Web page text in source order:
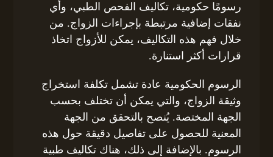
رسومًا حكومية، تكاليف الفحص الطبي، وأي
نفقات إضافية مرتبطة بإجراءات الزواج. من
خلال فهم هذه التكاليف، يمكن للأزواج اتخاذ
قرارات أكثر استنارة.
الرسوم الحكومية عادة تشمل تكلفة استخراج
وثيقة الزواج، والتي يمكن أن تختلف بحسب
الجهة المختصة. يُنصح بالتحقق من الجهة
المعنية للحصول على تفاصيل دقيقة حول هذه
الرسوم. بالإضافة إلى ذلك، هناك تكاليف طبية